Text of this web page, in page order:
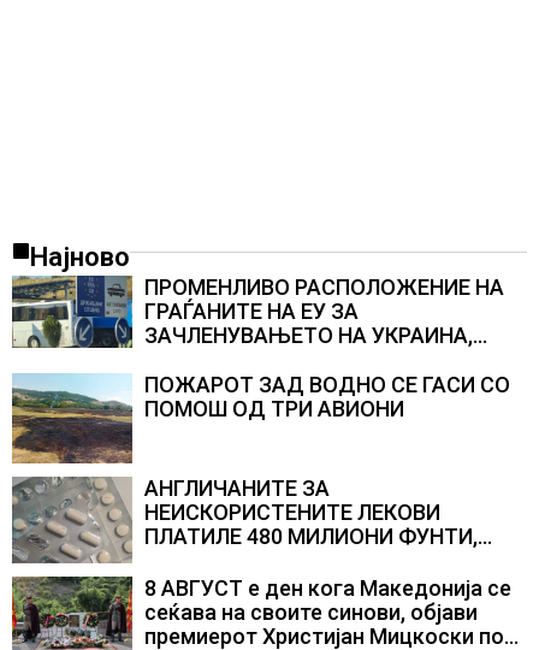
Најново
ПРОМЕНЛИВО РАСПОЛОЖЕНИЕ НА
ГРАЃАНИТЕ НА ЕУ ЗА
ЗАЧЛЕНУВАЊЕТО НА УКРАИНА,
Полска, Франција и Германија
ПОЖАРОТ ЗАД ВОДНО СЕ ГАСИ СО
ПОМОШ ОД ТРИ АВИОНИ
АНГЛИЧАНИТЕ ЗА
НЕИСКОРИСТЕНИТЕ ЛЕКОВИ
ПЛАТИЛЕ 480 МИЛИОНИ ФУНТИ,
само лекови што навистина им се
потребни
8 АВГУСТ е ден кога Македонија се
сеќава на своите синови, објави
премиерот Христијан Мицкоски по